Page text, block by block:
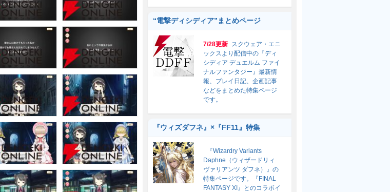
“電撃ディシディア”まとめページ
7/28更新 スクウェア・エニ
ックスより配信中の『ディ
シディア デュエルム ファイ
ナルファンタジー』最新情
報、プレイ日記、企画記事
などをまとめた特集ページ
です。
『ウィズダフネ』×『FF11』特集
『Wizardry Variants
Daphne（ウィザードリィ
ヴァリアンツ ダフネ）』の
特集ページです。『FINAL
FANTASY XI』とのコラボイ